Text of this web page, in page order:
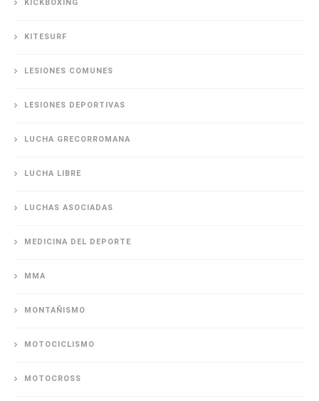
KICKBOXING
KITESURF
LESIONES COMUNES
LESIONES DEPORTIVAS
LUCHA GRECORROMANA
LUCHA LIBRE
LUCHAS ASOCIADAS
MEDICINA DEL DEPORTE
MMA
MONTAÑISMO
MOTOCICLISMO
MOTOCROSS